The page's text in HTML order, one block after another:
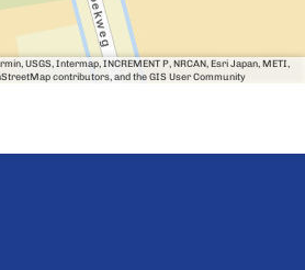
USGS, Intermap, INCREMENT P, NRCAN, Esri Japan, METI,
contributors, and the GIS User Community